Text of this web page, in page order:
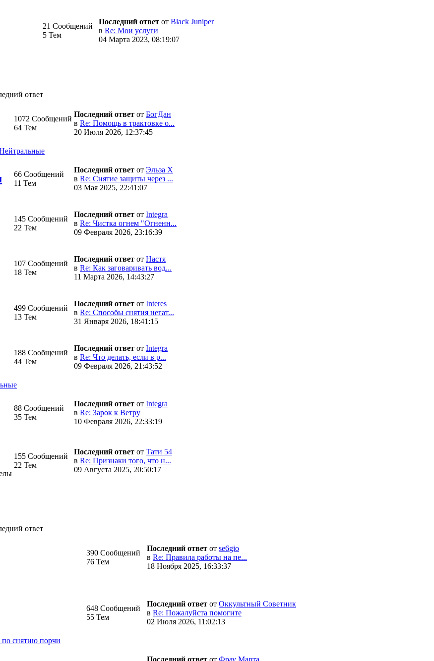
21 Сообщений
5 Тем
Последний ответ от Black Juniper
в Re: Мои услуги
04 Марта 2023, 08:19:07
ответ
1072 Сообщений
64 Тем
Последний ответ от БогДан
в Re: Помощь в трактовке о...
20 Июля 2026, 12:37:45
66 Сообщений
11 Тем
Последний ответ от Эльза Х
в Re: Снятие защиты через ...
03 Мая 2025, 22:41:07
145 Сообщений
22 Тем
Последний ответ от Integra
в Re: Чистка огнем "Огненн...
09 Февраля 2026, 23:16:39
107 Сообщений
18 Тем
Последний ответ от Настя
в Re: Как заговаривать вод...
11 Марта 2026, 14:43:27
499 Сообщений
13 Тем
Последний ответ от Interes
в Re: Способы снятия негат...
31 Января 2026, 18:41:15
188 Сообщений
44 Тем
Последний ответ от Integra
в Re: Что делать, если в р...
09 Февраля 2026, 21:43:52
88 Сообщений
35 Тем
Последний ответ от Integra
в Re: Зарок к Ветру
10 Февраля 2026, 22:33:19
155 Сообщений
22 Тем
Последний ответ от Тати 54
в Re: Признаки того, что н...
09 Августа 2025, 20:50:17
ответ
390 Сообщений
76 Тем
Последний ответ от se6gio
в Re: Правила работы на пе...
18 Ноября 2025, 16:33:37
648 Сообщений
55 Тем
Последний ответ от Оккультный Советник
в Re: Пожалуйста помогите
02 Июля 2026, 11:02:13
снятию порчи